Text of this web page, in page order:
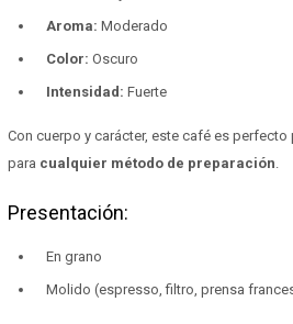
Aroma: Moderado
Color: Oscuro
Intensidad: Fuerte
Con cuerpo y carácter, este café es
para cualquier método de preparación.
Presentación:
En grano
Molido (espresso, filtro, prensa